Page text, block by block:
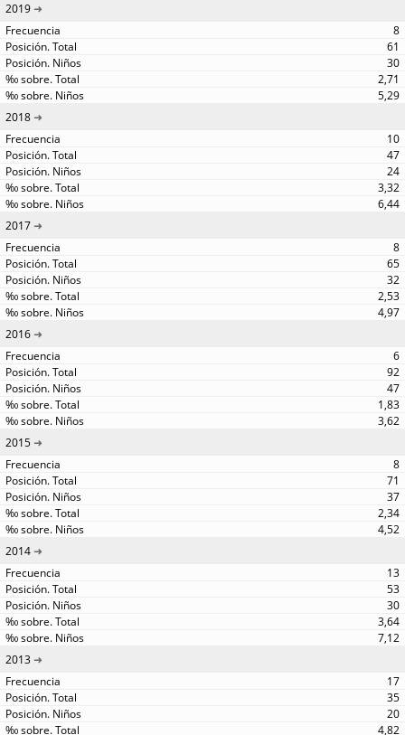
2019
8
61
30
2,71
5,29
2018
10
47
24
3,32
6,44
2017
8
65
32
2,53
4,97
2016
6
92
47
1,83
3,62
2015
8
71
37
2,34
4,52
2014
13
53
30
3,64
7,12
2013
17
35
20
4,82